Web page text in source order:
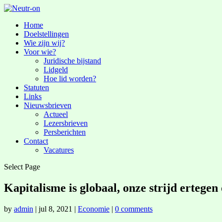
Home
Doelstellingen
Wie zijn wij?
Voor wie?
Juridische bijstand
Lidgeld
Hoe lid worden?
Statuten
Links
Nieuwsbrieven
Actueel
Lezersbrieven
Persberichten
Contact
Vacatures
Select Page
Kapitalisme is globaal, onze strijd ertegen
by admin | jul 8, 2021 | Economie | 0 comments